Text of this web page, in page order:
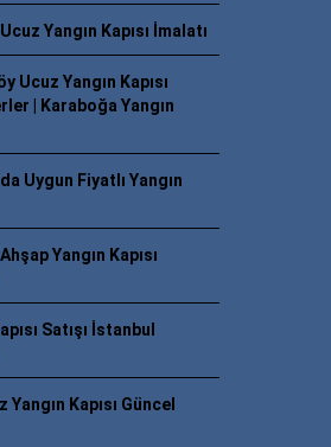
Yangın Kapısı İmalatı
Ucuz Yangın Kapısı
| Karaboğa Yangın
Uygun Fiyatlı Yangın
Yangın Kapısı
Satışı İstanbul
Yangın Kapısı Güncel